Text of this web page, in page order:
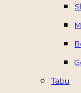
Tabu